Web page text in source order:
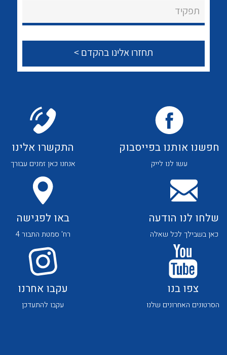
לכל מוצרי היצרן לכל מוצרי היצרן
לכל מוצרי היצרן לכל מוצרי היצרן
תפקיד
חפשנו אותנו בפייסבוק
עשו לנו לייק
התקשרו אלינו
אנחנו כאן זמנים עבורך
שלחו לנו הודעה
כאן בשבילך לכל שאלה
באו לפגישה
רח' סמטת התבור 4
צפו בנו
הסרטונים האחרונים שלנו
עקבו אחרנו
עקבו להתעדכן